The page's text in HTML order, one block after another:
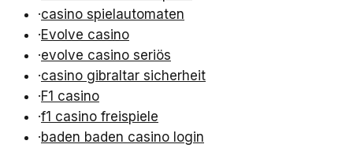
·casino spielautomaten
·Evolve casino
·evolve casino seriös
·casino gibraltar sicherheit
·F1 casino
·f1 casino freispiele
·baden baden casino login